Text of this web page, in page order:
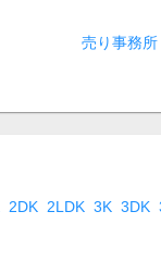
売り事務所
2DK 2LDK 3K 3DK